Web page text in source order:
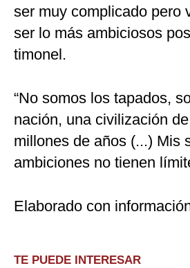
ser muy complicado pero
ser lo más ambiciosos
timonel.
“No somos los tapados,
nación, una civilización
millones de años (...) Mis
ambiciones no tienen
Elaborado con
TE PUEDE INTERESAR